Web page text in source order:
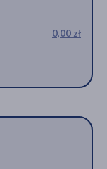
0,00 zł